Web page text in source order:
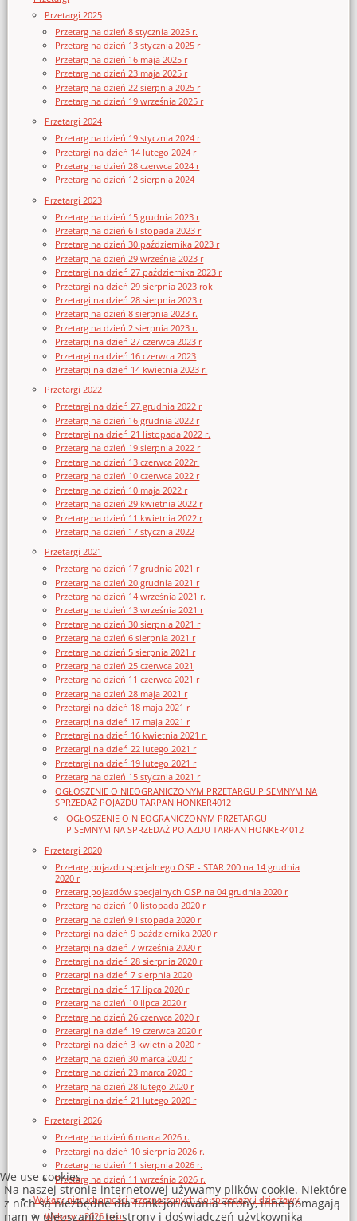
Przetargi 2025
Przetarg na dzień 8 stycznia 2025 r.
Przetarg na dzień 13 stycznia 2025 r
Przetarg na dzień 16 maja 2025 r
Przetarg na dzień 23 maja 2025 r
Przetarg na dzień 22 sierpnia 2025 r
Przetarg na dzień 19 września 2025 r
Przetargi 2024
Przetarg na dzień 19 stycznia 2024 r
Przetargi na dzień 14 lutego 2024 r
Przetarg na dzień 28 czerwca 2024 r
Przetarg na dzień 12 sierpnia 2024
Przetargi 2023
Przetarg na dzień 15 grudnia 2023 r
Przetarg na dzień 6 listopada 2023 r
Przetarg na dzień 30 października 2023 r
Przetarg na dzień 29 września 2023 r
Przetargi na dzień 27 października 2023 r
Przetargi na dzień 29 sierpnia 2023 rok
Przetargi na dzień 28 sierpnia 2023 r
Przetarg na dzień 8 sierpnia 2023 r.
Przetarg na dzień 2 sierpnia 2023 r.
Przetargi na dzień 27 czerwca 2023 r
Przetargi na dzień 16 czerwca 2023
Przetargi na dzień 14 kwietnia 2023 r.
Przetargi 2022
Przetargi na dzień 27 grudnia 2022 r
Przetarg na dzień 16 grudnia 2022 r
Przetargi na dzień 21 listopada 2022 r.
Przetarg na dzień 19 sierpnia 2022 r
Przetarg na dzień 13 czerwca 2022r.
Przetarg na dzień 10 czerwca 2022 r
Przetarg na dzień 10 maja 2022 r
Przetarg na dzień 29 kwietnia 2022 r
Przetarg na dzień 11 kwietnia 2022 r
Przetarg na dzień 17 stycznia 2022
Przetargi 2021
Przetarg na dzień 17 grudnia 2021 r
Przetarg na dzień 20 grudnia 2021 r
Przetarg na dzień 14 września 2021 r.
Przetarg na dzień 13 września 2021 r
Przetarg na dzień 30 sierpnia 2021 r
Przetarg na dzień 6 sierpnia 2021 r
Przetarg na dzień 5 sierpnia 2021 r
Przetarg na dzień 25 czerwca 2021
Przetarg na dzień 11 czerwca 2021 r
Przetarg na dzień 28 maja 2021 r
Przetargi na dzień 18 maja 2021 r
Przetargi na dzień 17 maja 2021 r
Przetargi na dzień 16 kwietnia 2021 r.
Przetargi na dzień 22 lutego 2021 r
Przetargi na dzień 19 lutego 2021 r
Przetarg na dzień 15 stycznia 2021 r
OGŁOSZENIE O NIEOGRANICZONYM PRZETARGU PISEMNYM NA
SPRZEDAŻ POJAZDU TARPAN HONKER4012
OGŁOSZENIE O NIEOGRANICZONYM PRZETARGU
PISEMNYM NA SPRZEDAŻ POJAZDU TARPAN HONKER4012
Przetargi 2020
Przetarg pojazdu specjalnego OSP - STAR 200 na 14 grudnia
2020 r
Przetarg pojazdów specjalnych OSP na 04 grudnia 2020 r
Przetarg na dzień 10 listopada 2020 r
Przetarg na dzień 9 listopada 2020 r
Przetargi na dzień 9 października 2020 r
Przetargi na dzień 7 września 2020 r
Przetargi na dzień 28 sierpnia 2020 r
Przetargi na dzień 7 sierpnia 2020
Przetargi na dzień 17 lipca 2020 r
Przetarg na dzień 10 lipca 2020 r
Przetarg na dzień 26 czerwca 2020 r
Przetargi na dzień 19 czerwca 2020 r
Przetargi na dzień 3 kwietnia 2020 r
Przetarg na dzień 30 marca 2020 r
Przetarg na dzień 23 marca 2020 r
Przetarg na dzień 28 lutego 2020 r
Przetargi na dzień 21 lutego 2020 r
Przetargi 2026
Przetarg na dzień 6 marca 2026 r.
Przetargi na dzień 10 sierpnia 2026 r.
Przetarg na dzień 11 sierpnia 2026 r.
Przetarg na dzień 11 września 2026 r.
Wykazy nieruchomości przeznaczonych do sprzedaży i dzierżawy
Wykazy z 2026 roku
We use cookies
Na naszej stronie internetowej używamy plików cookie. Niektóre
z nich są niezbędne dla funkcjonowania strony, inne pomagają
nam w ulepszaniu tej strony i doświadczeń użytkownika